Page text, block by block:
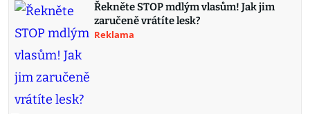
Řekněte STOP mdlým vlasům! Jak jim
zaručeně vrátíte lesk?
Reklama